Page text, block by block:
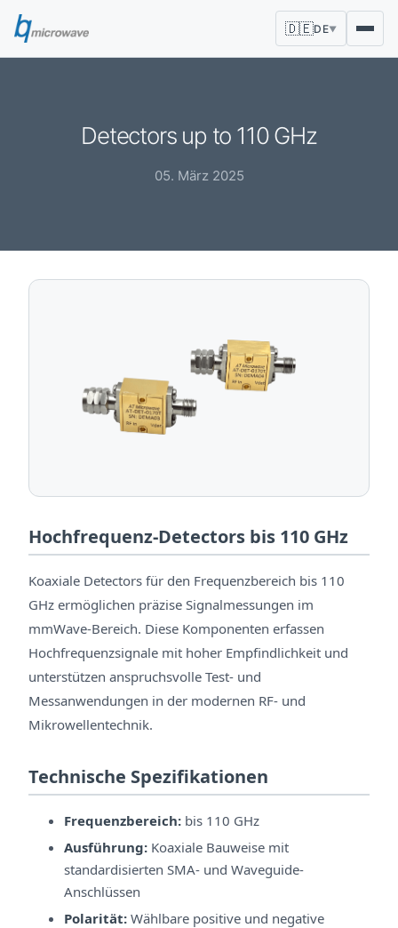
🇩🇪DE▼
Detectors up to 110 GHz
05. März 2025
Hochfrequenz-Detectors bis 110 GHz
Koaxiale Detectors für den Frequenzbereich bis 110
GHz ermöglichen präzise Signalmessungen im
mmWave-Bereich. Diese Komponenten erfassen
Hochfrequenzsignale mit hoher Empfindlichkeit und
unterstützen anspruchsvolle Test- und
Messanwendungen in der modernen RF- und
Mikrowellentechnik.
Technische Spezifikationen
Frequenzbereich: bis 110 GHz
Ausführung: Koaxiale Bauweise mit
standardisierten SMA- und Waveguide-
Anschlüssen
Polarität: Wählbare positive und negative